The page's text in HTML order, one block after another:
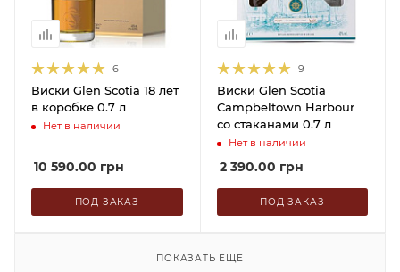
6
Виски Glen Scotia 18 лет
в коробке 0.7 л
Нет в наличии
10 590.00 грн
ПОД ЗАКАЗ
9
Виски Glen Scotia
Campbeltown Harbour
со стаканами 0.7 л
Нет в наличии
2 390.00 грн
ПОД ЗАКАЗ
ПОКАЗАТЬ ЕЩЕ